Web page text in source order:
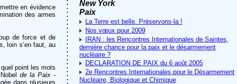
en évidence
des armes
de force et de
loin s’en faut, au
point les mots
de la Paix-
dans plusieurs
New York
Paix
La Terre est belle. Préservons-la !
Nos vœux pour 2009
IRAN : les Rencontres Internationales de Saintes,
dernière chance pour la paix et le désarmement
nucléaire ?
DECLARATION DE PAIX du 6 août 2005
2e Rencontres Internationales pour le Désarmement
Nucléaire, Biologique et Chimique